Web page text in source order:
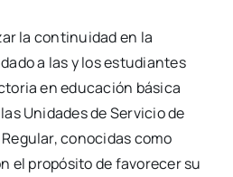
la continuidad en la
a las y los estudiantes
en educación básica
Unidades de Servicio de
conocidas como
el propósito de favorecer su